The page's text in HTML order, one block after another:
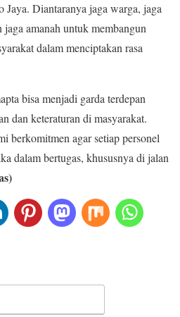
Diantaranya jaga warga, jaga
amanah untuk membangun
dalam menciptakan rasa
bisa menjadi garda terdepan
dan keteraturan di masyarakat.
berkomitmen agar setiap personel
dalam bertugas, khususnya di jalan